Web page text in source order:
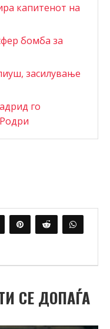
капитенот на
бомба за
засилување
го
СЕ ДОПАЃА